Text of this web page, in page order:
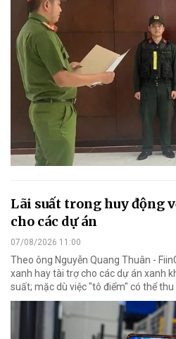
Lãi suất trong huy động
cho các dự án
07/08/2026 11:00
Theo ông Nguyễn Quang Thuân -
xanh hay tài trợ cho các dự án xanh
suất; mặc dù việc "tô điểm" có thể